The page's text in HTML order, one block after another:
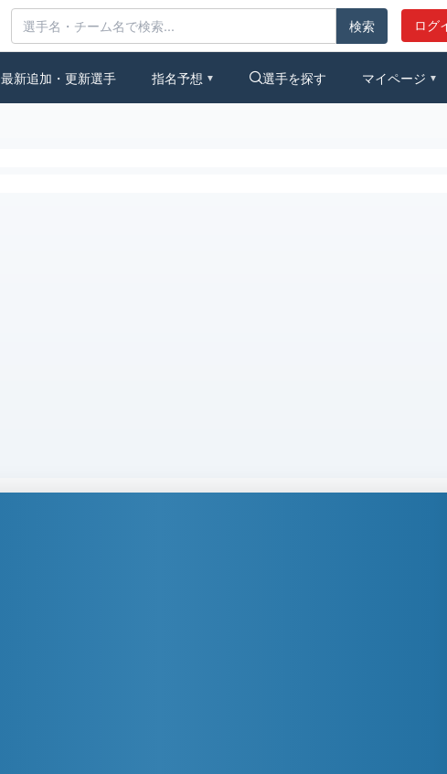
ログ
最新追加・更新選手 指名予想 ▼ 選手を探す マイページ ▼